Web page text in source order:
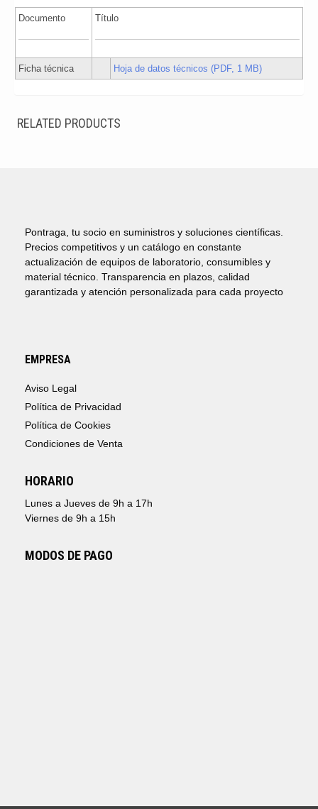
Documento Título
Ficha técnica Hoja de datos técnicos (PDF, 1 MB)
RELATED PRODUCTS
Pontraga, tu socio en suministros y soluciones científicas.
Precios competitivos y un catálogo en constante
actualización de equipos de laboratorio, consumibles y
material técnico. Transparencia en plazos, calidad
garantizada y atención personalizada para cada proyecto
EMPRESA
Aviso Legal
Política de Privacidad
Política de Cookies
Condiciones de Venta
HORARIO
Lunes a Jueves de 9h a 17h
Viernes de 9h a 15h
MODOS DE PAGO